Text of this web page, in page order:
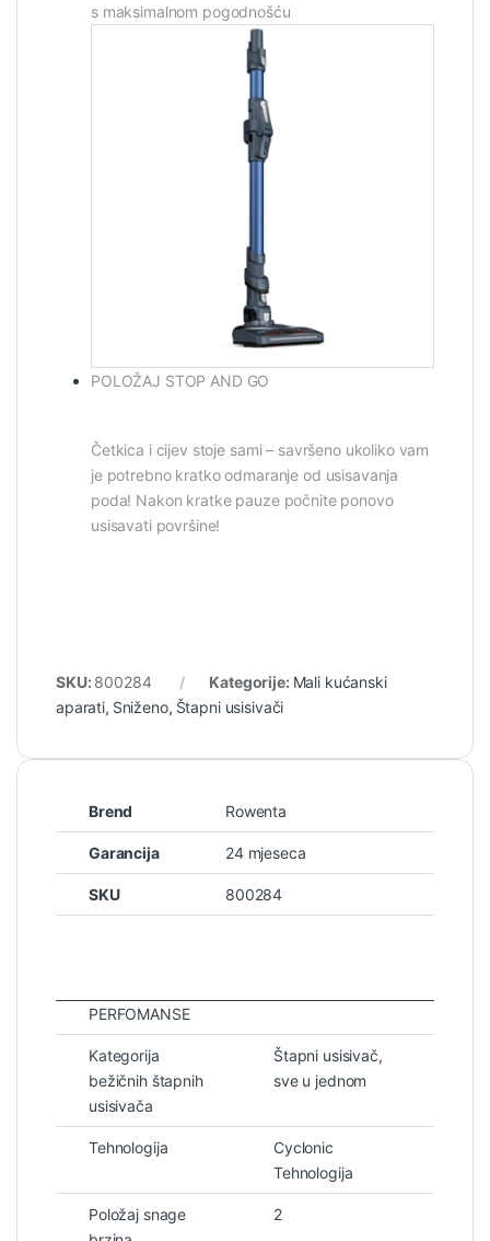
s maksimalnom pogodnošću
POLOŽAJ STOP AND GO
Četkica i cijev stoje sami – savršeno ukoliko vam
je potrebno kratko odmaranje od usisavanja
poda! Nakon kratke pauze počnite ponovo
usisavati površine!
SKU: 800284 Kategorije: Mali kućanski
aparati, Sniženo, Štapni usisivači
Brend Rowenta
Garancija 24 mjeseca
SKU 800284
PERFOMANSE
Kategorija
bežičnih štapnih
usisivača
Štapni usisivač,
sve u jednom
Tehnologija
Cyclonic
Tehnologija
Položaj snage
2